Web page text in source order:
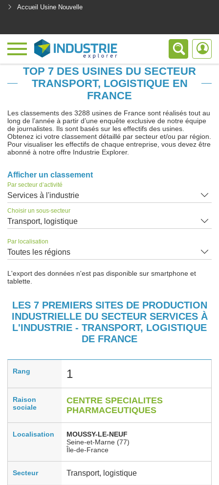
Accueil Usine Nouvelle
TOP 7 DES USINES DU SECTEUR
TRANSPORT, LOGISTIQUE EN
FRANCE
Les classements des 3288 usines de France sont réalisés tout au
long de l’année à partir d’une enquête exclusive de notre équipe
de journalistes. Ils sont basés sur les effectifs des usines.
Obtenez ici votre classement détaillé par secteur et/ou par région.
Pour visualiser les effectifs de chaque entreprise, vous devez être
abonné à notre offre Industrie Explorer.
Afficher un classement
Par secteur d’activité
Services à l'industrie
Choisir un sous-secteur
Transport, logistique
Par localisation
Toutes les régions
L'export des données n'est pas disponible sur smartphone et
tablette.
LES 7 PREMIERS SITES DE PRODUCTION
INDUSTRIELLE DU SECTEUR SERVICES À
L'INDUSTRIE - TRANSPORT, LOGISTIQUE
DE FRANCE
Rang 1
Raison
sociale
CENTRE SPECIALITES
PHARMACEUTIQUES
Localisation
MOUSSY-LE-NEUF
Seine-et-Marne (77)
Île-de-France
Secteur Transport, logistique